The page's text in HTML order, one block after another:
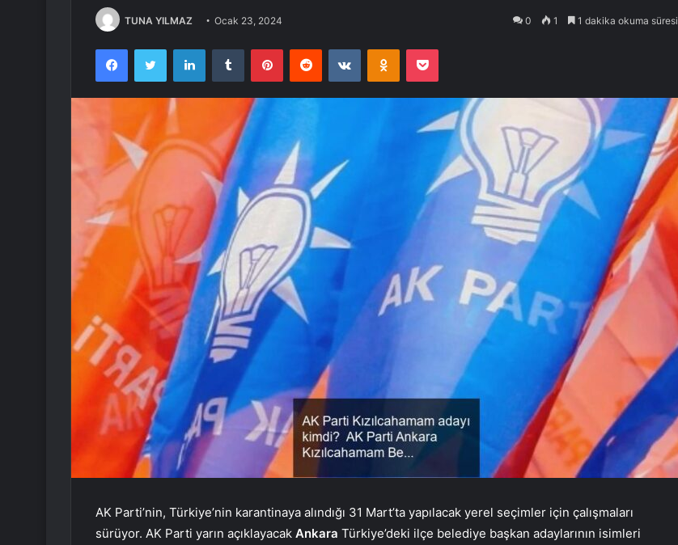
TUNA YILMAZ Ocak 23, 2024 0 1 1 dakika okuma süresi
FacebookTwitter LinkedInTumblr PinterestReddit VKontakteOdnoklassniki
Pocket
AK Parti’nin, Türkiye’nin karantinaya alındığı 31 Mart’ta yapılacak yerel seçimler için çalışmaları
sürüyor. AK Parti yarın açıklayacak Ankara Türkiye’deki ilçe belediye başkan adaylarının isimleri